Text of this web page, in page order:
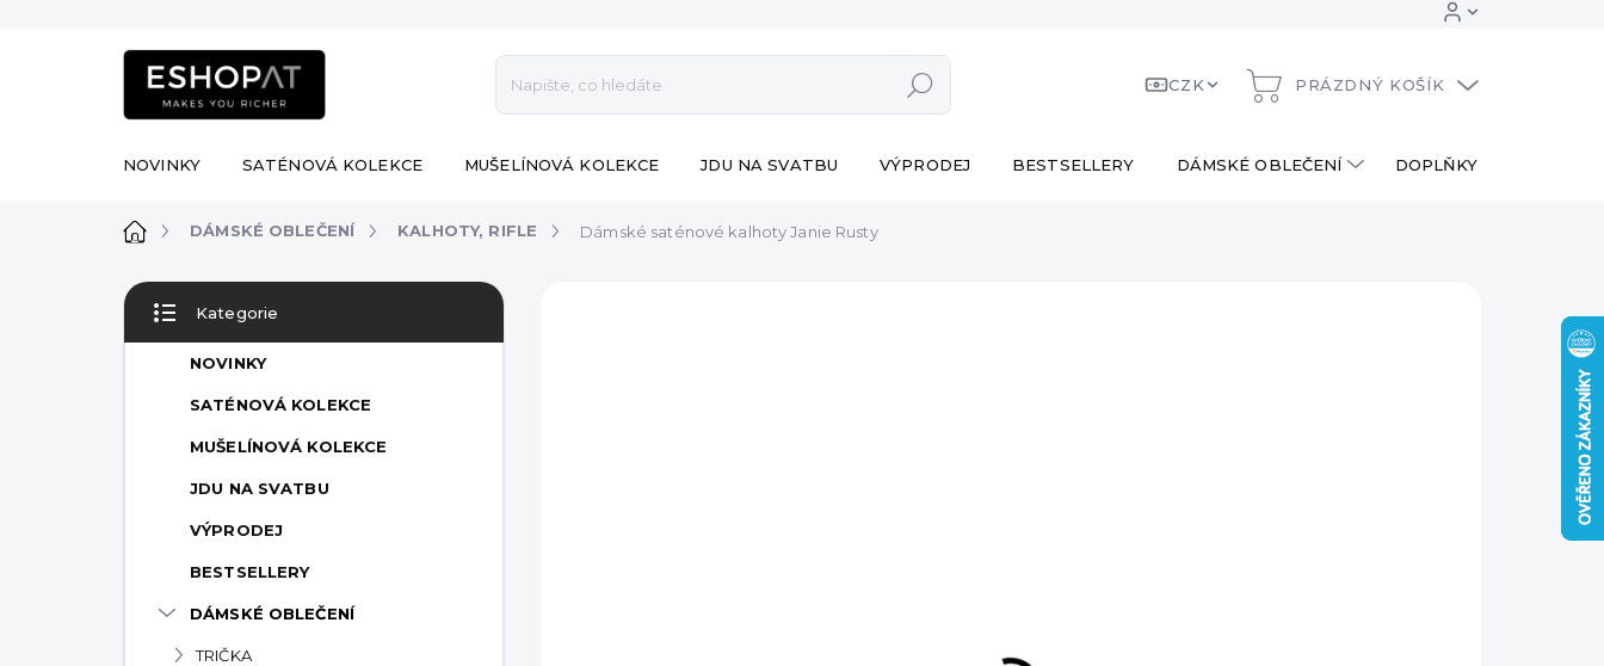
Hledat
CZK
NÁKUPNÍ
PRÁZDNÝ KOŠÍK
NOVINKY SATÉNOVÁ KOLEKCE MUŠELÍNOVÁ KOLEKCE JDU NA SVATBU VÝPRODEJ BESTSELLERY DÁMSKÉ OBLEČENÍ DOPLŇKY
DomůDÁMSKÉ OBLEČENÍ KALHOTY, RIFLE Dámské saténové kalhoty Janie Rusty
P
s
kategorie
Kategorie
NOVINKY
SATÉNOVÁ KOLEKCE
MUŠELÍNOVÁ KOLEKCE
JDU NA SVATBU
VÝPRODEJ
BESTSELLERY
DÁMSKÉ OBLEČENÍ
TRIČKA